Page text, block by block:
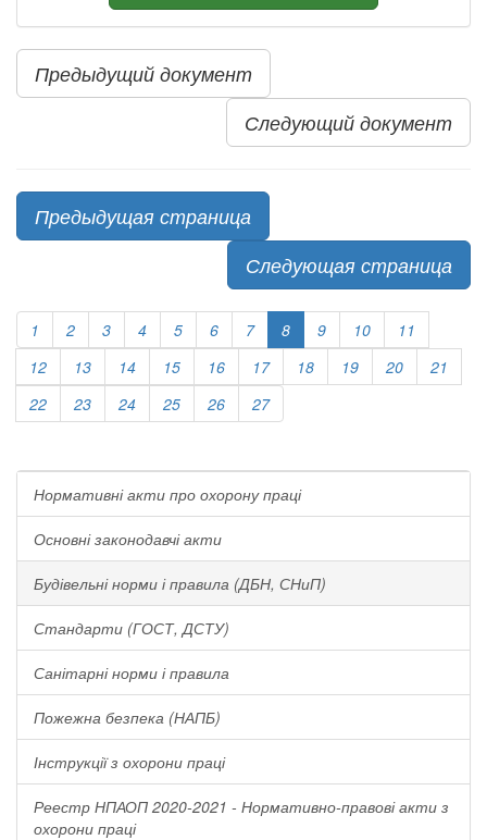
Предыдущий документ
Следующий документ
Предыдущая страница
Следующая страница
1 2 3 4 5 6 7 8 9 10
11
12
13 14 15 16 17 18 19 20
21
22
23 24 25 26 27
Нормативні акти про охорону праці
Основні законодавчі акти
Будівельні норми і правила (ДБН, СНиП)
Стандарти (ГОСТ, ДСТУ)
Санітарні норми і правила
Пожежна безпека (НАПБ)
Інструкції з охорони праці
Реестр НПАОП 2020-2021 - Нормативно-правові акти з
охорони праці